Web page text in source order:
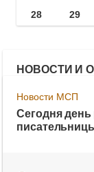
28
29
НОВОСТИ И
Новости МСП
Сегодня